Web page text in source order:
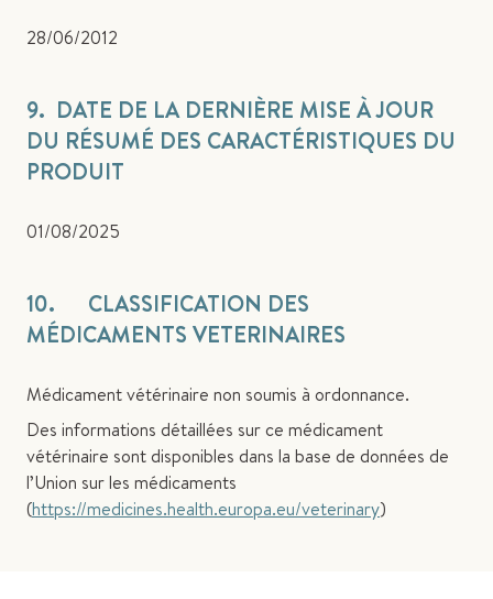
28/06/2012
9. DATE DE LA DERNIÈRE MISE À JOUR
DU RÉSUMÉ DES CARACTÉRISTIQUES DU
PRODUIT
01/08/2025
10. CLASSIFICATION DES
MÉDICAMENTS VETERINAIRES
Médicament vétérinaire non soumis à ordonnance.
Des informations détaillées sur ce médicament
vétérinaire sont disponibles dans la base de données de
l’Union sur les médicaments
(https://medicines.health.europa.eu/veterinary)